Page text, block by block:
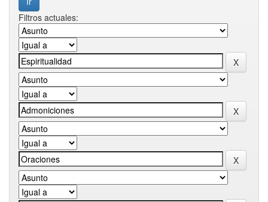
Filtros actuales: